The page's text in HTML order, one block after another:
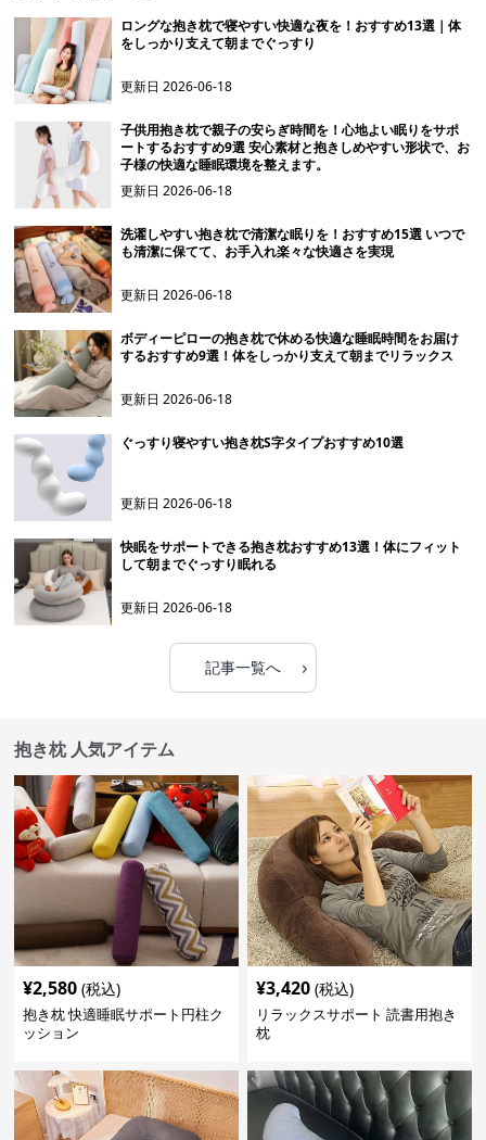
ロングな抱き枕で寝やすい快適な夜を！おすすめ13選｜体
をしっかり支えて朝までぐっすり
更新日2026-06-18
子供用抱き枕で親子の安らぎ時間を！心地よい眠りをサポ
ートするおすすめ9選 安心素材と抱きしめやすい形状で、お
子様の快適な睡眠環境を整えます。
更新日2026-06-18
洗濯しやすい抱き枕で清潔な眠りを！おすすめ15選 いつで
も清潔に保てて、お手入れ楽々な快適さを実現
更新日2026-06-18
ボディーピローの抱き枕で休める快適な睡眠時間をお届け
するおすすめ9選！体をしっかり支えて朝までリラックス
更新日2026-06-18
ぐっすり寝やすい抱き枕S字タイプおすすめ10選
更新日2026-06-18
快眠をサポートできる抱き枕おすすめ13選！体にフィット
して朝までぐっすり眠れる
更新日2026-06-18
記事一覧へ ›
抱き枕 人気アイテム
¥2,580 (税込)
抱き枕 快適睡眠サポート円柱ク
ッション
¥3,420 (税込)
リラックスサポート 読書用抱き
枕